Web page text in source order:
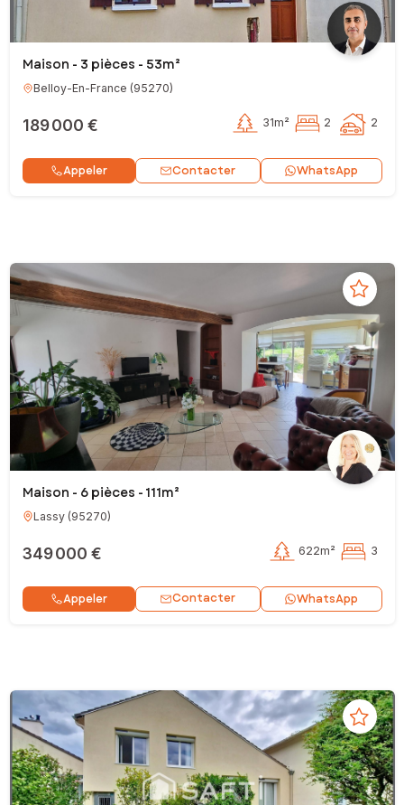
Maison - 3 pièces - 53m²
Belloy-En-France (95270)
189 000 € 31m² 2 2
Appeler Contacter WhatsApp
Maison - 6 pièces - 111m²
Lassy(95270)
349 000 € 622m² 3
Appeler Contacter WhatsApp